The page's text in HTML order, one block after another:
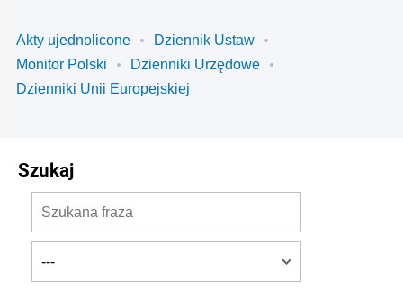
Akty ujednolicone
Dziennik Ustaw
Monitor Polski
Dzienniki Urzędowe
Dzienniki Unii Europejskiej
Szukaj